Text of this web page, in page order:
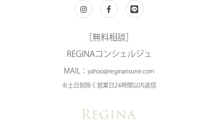
［無料相談］
REGINAコンシェルジュ
MAIL： yahoo@reginarisurre.com
※土日祝除く営業日24時間以内返信